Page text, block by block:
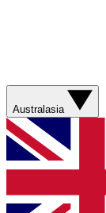
Australasia